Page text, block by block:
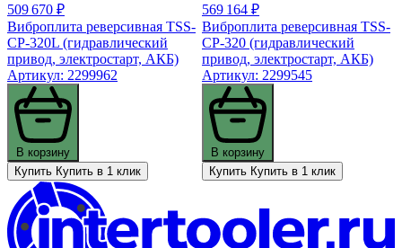
509 670 ₽
Виброплита реверсивная TSS-
CP-320L (гидравлический
привод, электростарт, АКБ)
Артикул: 2299962
В корзину
Купить Купить в 1 клик
569 164 ₽
Виброплита реверсивная TSS-
CP-320 (гидравлический
привод, электростарт, АКБ)
Артикул: 2299545
В корзину
Купить Купить в 1 клик